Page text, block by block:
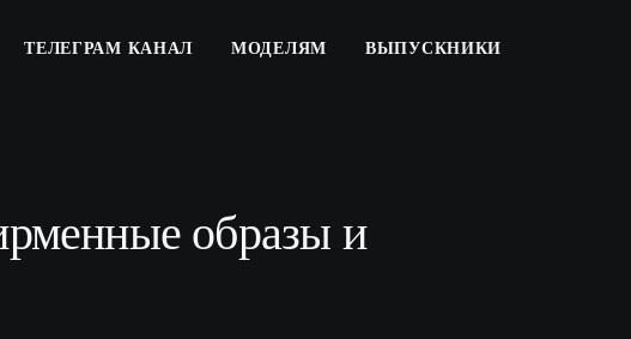
ТЕЛЕГРАМ КАНАЛ МОДЕЛЯМ ВЫПУСКНИКИ
образы и